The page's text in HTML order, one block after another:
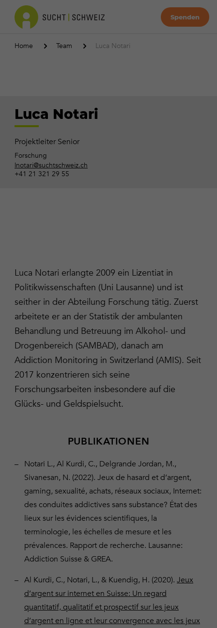
Spenden
Home Team Luca Notari
Luca Notari
Projektleiter Senior
Forschung
lnotari@suchtschweiz.ch
+41 21 321 29 55
Luca Notari erlangte 2009 ein Lizentiat in
Politikwissenschaften (Uni Lausanne) und ist
seither in der Abteilung Forschung tätig. Zuerst
arbeitete er an der Statistik der ambulanten
Behandlung und Betreuung im Alkohol- und
Drogenbereich (SAMBAD), danach am
Addiction Monitoring in Switzerland (AMIS). Seit
2017 konzentrieren sich seine
Forschungsarbeiten insbesondere auf die
Glücks- und Geldspielsucht.
PUBLIKATIONEN
Notari L., Al Kurdi, C., Delgrande Jordan, M.,
Sivanesan, N. (2022). Jeux de hasard et d’argent,
gaming, sexualité, achats, réseaux sociaux, Internet:
des conduites addictives sans substance? État des
lieux sur les évidences scientifiques, la
terminologie, les échelles de mesure et les
prévalences. Rapport de recherche. Lausanne:
Addiction Suisse & GREA.
Al Kurdi, C., Notari, L., & Kuendig, H. (2020). Jeux
d’argent sur internet en Suisse: Un regard
quantitatif, qualitatif et prospectif sur les jeux
d’argent en ligne et leur convergence avec les jeux